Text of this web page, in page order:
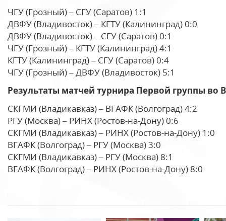
ЧГУ (Грозный) – СГУ (Саратов) 1:1
ДВФУ (Владивосток) – КГТУ (Калининград) 0:0
ДВФУ (Владивосток) – СГУ (Саратов) 0:1
ЧГУ (Грозный) – КГТУ (Калининград) 4:1
КГТУ (Калининград) – СГУ (Саратов) 0:4
ЧГУ (Грозный) – ДВФУ (Владивосток) 5:1
Результаты матчей турнира Первой группы во
СКГМИ (Владикавказ) – ВГАФК (Волгоград) 4:2
РГУ (Москва) – РИНХ (Ростов-на-Дону) 0:6
СКГМИ (Владикавказ) – РИНХ (Ростов-на-Дону) 1:0
ВГАФК (Волгоград) – РГУ (Москва) 3:0
СКГМИ (Владикавказ) – РГУ (Москва) 8:1
ВГАФК (Волгоград) – РИНХ (Ростов-на-Дону) 8:0